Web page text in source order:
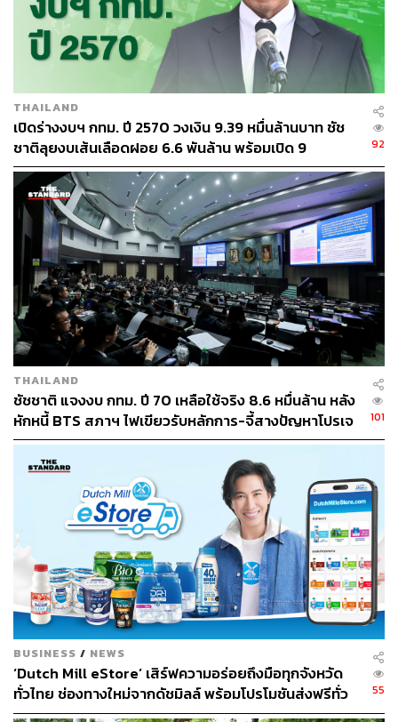
พรพรหม วิกิตเศรษฐ์
ศาลาว่าการกรุงเทพมหานคร
ต้นไม้
Big Data ชัชชาติ สิทธิพันธุ์
112
ABOUT THE AUTHOR
THE STANDARD TEAM
กองบรรณาธิการ THE STANDARD
THAILAND
เปิดร่างงบฯ กทม. ปี 2570 วงเงิน 9.39 หมื่นล้านบาท ชัช
ชาติลุยงบเส้นเลือดฝอย 6.6 พันล้าน พร้อมเปิด 9
ยุทธศาสตร์พัฒนาเมือง
92
THAILAND
ชัชชาติ แจงงบ กทม. ปี 70 เหลือใช้จริง 8.6 หมื่นล้าน หลัง
หักหนี้ BTS สภาฯ ไฟเขียวรับหลักการ-จี้สางปัญหาโปรเจ
กต์ล่าช้า
101
BUSINESS / NEWS
‘Dutch Mill eStore’ เสิร์ฟความอร่อยถึงมือทุกจังหวัด
ทั่วไทย ช่องทางใหม่จากดัชมิลล์ พร้อมโปรโมชันส่งฟรีทั่ว
ประเทศ ส่งไว สั่งก่อนเที่ยง ได้ของวันถัดไป ส่งสินค้าแบบ
55